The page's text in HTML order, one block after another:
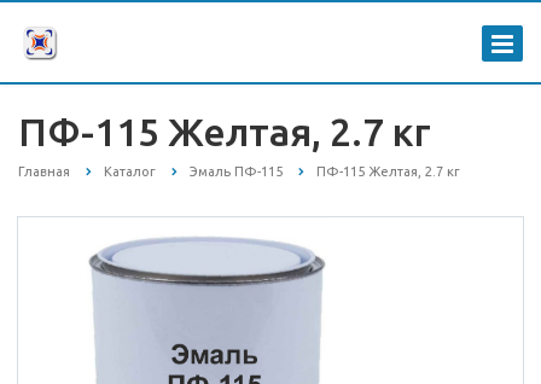
ПФ-115 Желтая, 2.7 кг
Главная Каталог Эмаль ПФ-115 ПФ-115 Желтая, 2.7 кг